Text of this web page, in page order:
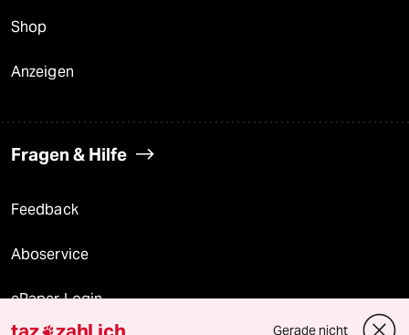
Shop
Anzeigen
Fragen & Hilfe
Feedback
Aboservice
ePaper Login
 Gerade nicht